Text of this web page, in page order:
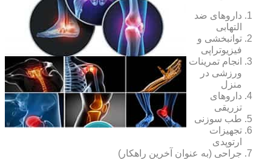
داروهای ضد
التهابی
توانبخشی و
فیزیوتراپی
انجام تمرینات
ورزشی در
منزل
داروهای
تزریقی
طب سوزنی
تجهیزات
ارتوپدی
جراحی (به عنوان آخرین راهکار)